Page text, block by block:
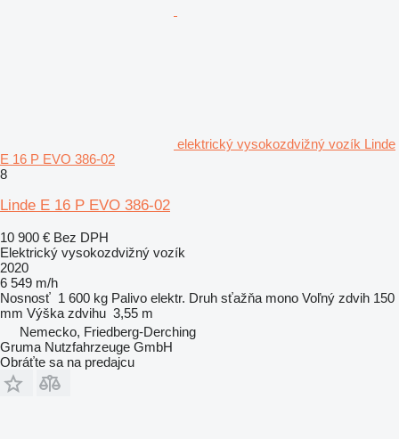
elektrický vysokozdvižný vozík Linde
E 16 P EVO 386-02
8
Linde E 16 P EVO 386-02
10 900 € Bez DPH
Elektrický vysokozdvižný vozík
2020
6 549 m/h
Nosnosť 1 600 kg Palivo elektr. Druh sťažňa mono Voľný zdvih 150
mm Výška zdvihu 3,55 m
Nemecko, Friedberg-Derching
Gruma Nutzfahrzeuge GmbH
Obráťte sa na predajcu